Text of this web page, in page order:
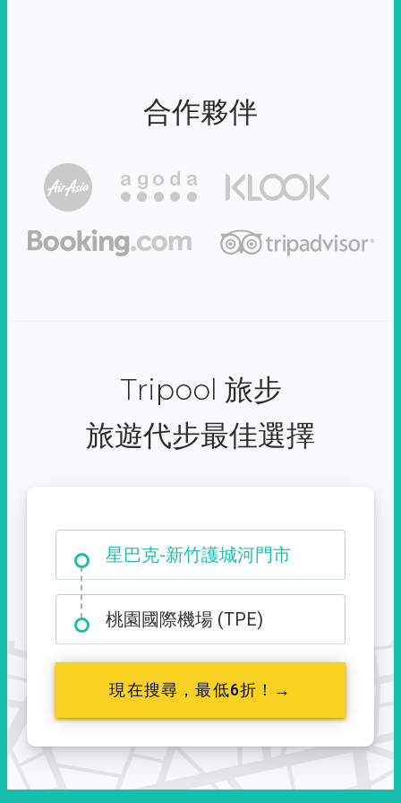
合作夥伴
Tripool 旅步
旅遊代步最佳選擇
星巴克-新竹護城河門市
大霸尖山登山口
桃園國際機場 (TPE)
現在搜尋，最低6折！→